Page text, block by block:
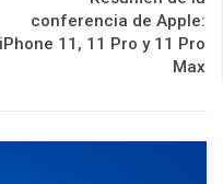
conferencia de Apple:
iPhone 11, 11 Pro y 11 Pro
Max